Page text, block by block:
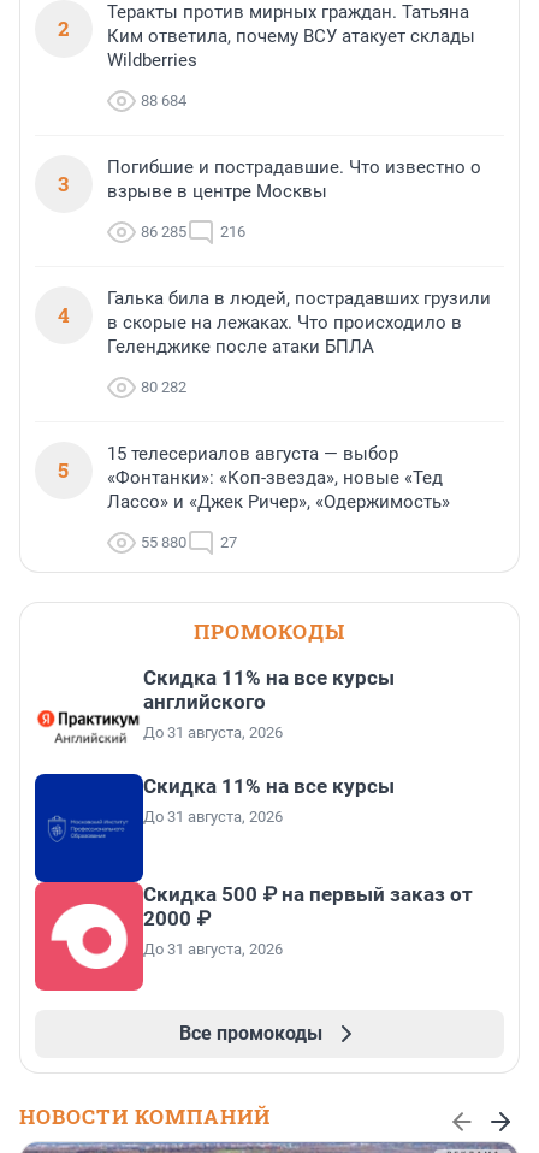
2
Теракты против мирных граждан. Татьяна
Ким ответила, почему ВСУ атакует склады
Wildberries
88 684
3
Погибшие и пострадавшие. Что известно о
взрыве в центре Москвы
86 285 216
4
Галька била в людей, пострадавших грузили
в скорые на лежаках. Что происходило в
Геленджике после атаки БПЛА
80 282
5
15 телесериалов августа — выбор
«Фонтанки»: «Коп-звезда», новые «Тед
Лассо» и «Джек Ричер», «Одержимость»
55 880 27
ПРОМОКОДЫ
Скидка 11% на все курсы
английского
До 31 августа, 2026
Скидка 11% на все курсы
До 31 августа, 2026
Скидка 500 ₽ на первый заказ от
2000 ₽
До 31 августа, 2026
Все промокоды
НОВОСТИ КОМПАНИЙ